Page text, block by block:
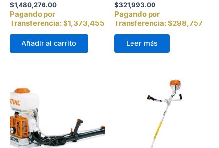
$1,480,276.00
Pagando por
Transferencia:$1,373,455
Añadir al carrito
$321,993.00
Pagando por
Transferencia:$298,757
Leer más